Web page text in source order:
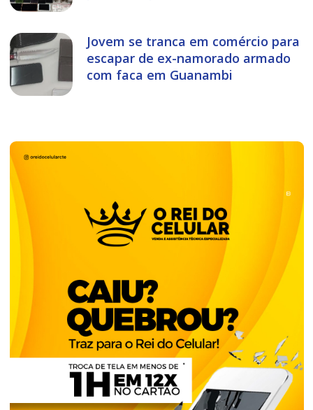
Jovem se tranca em comércio para
escapar de ex-namorado armado
com faca em Guanambi